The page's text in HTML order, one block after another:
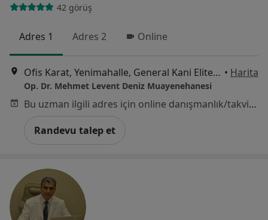
42 görüş
Adres 1 Adres 2 Online
Ofis Karat, Yenimahalle, General Kani Elitez Sk. No:1/44,, İstanbul • Harita
Op. Dr. Mehmet Levent Deniz Muayenehanesi
Bu uzman ilgili adres için online danışmanlık/takvim sunmuyor.
Randevu talep et